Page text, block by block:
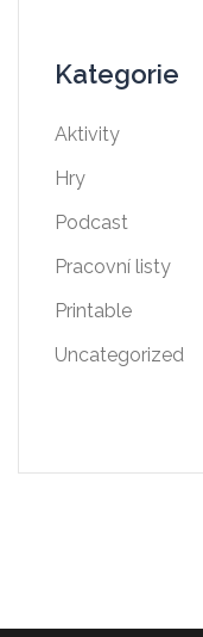
Kategorie
Aktivity
Hry
Podcast
Pracovní listy
Printable
Uncategorized